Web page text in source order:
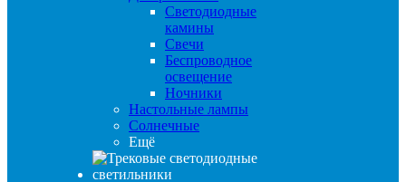
Светодиодные
камины
Свечи
Беспроводное
освещение
Ночники
Настольные лампы
Солнечные
Ещё